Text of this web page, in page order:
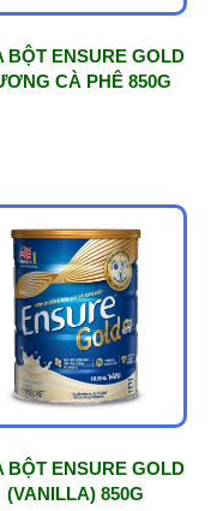
BỘT ENSURE GOLD
CÀ PHÊ 850G
BỘT ENSURE GOLD
(VANILLA) 850G